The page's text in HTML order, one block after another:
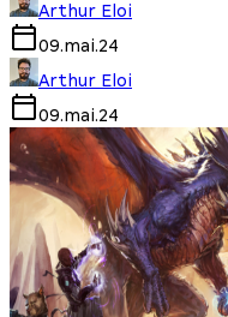
Arthur Eloi
09.mai.24
Arthur Eloi
09.mai.24